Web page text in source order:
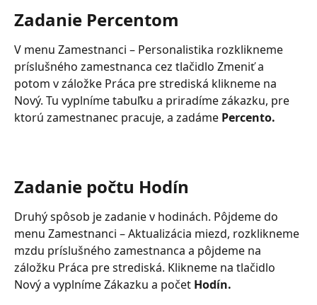
Zadanie Percentom
V menu Zamestnanci – Personalistika rozklikneme
príslušného zamestnanca cez tlačidlo Zmeniť a
potom v záložke Práca pre strediská klikneme na
Nový. Tu vyplníme tabuľku a priradíme zákazku, pre
ktorú zamestnanec pracuje, a zadáme Percento.
Zadanie počtu Hodín
Druhý spôsob je zadanie v hodinách. Pôjdeme do
menu Zamestnanci – Aktualizácia miezd, rozklikneme
mzdu príslušného zamestnanca a pôjdeme na
záložku Práca pre strediská. Klikneme na tlačidlo
Nový a vyplníme Zákazku a počet Hodín.